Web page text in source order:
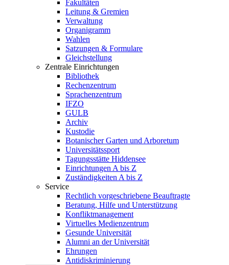
Fakultäten
Leitung & Gremien
Verwaltung
Organigramm
Wahlen
Satzungen & Formulare
Gleichstellung
Zentrale Einrichtungen
Bibliothek
Rechenzentrum
Sprachenzentrum
IFZO
GULB
Archiv
Kustodie
Botanischer Garten und Arboretum
Universitätssport
Tagungsstätte Hiddensee
Einrichtungen A bis Z
Zuständigkeiten A bis Z
Service
Rechtlich vorgeschriebene Beauftragte
Beratung, Hilfe und Unterstützung
Konfliktmanagement
Virtuelles Medienzentrum
Gesunde Universität
Alumni an der Universität
Ehrungen
Antidiskriminierung